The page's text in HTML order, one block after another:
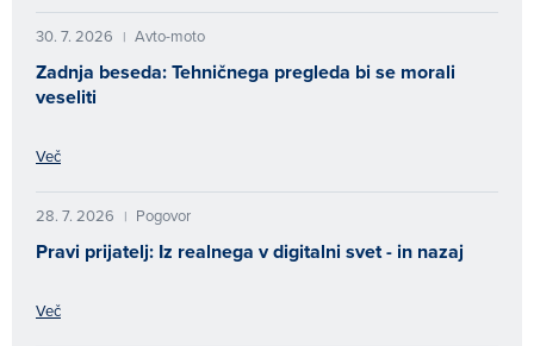
30. 7. 2026 | Avto-moto
Zadnja beseda: Tehničnega pregleda bi se morali
veseliti
Več
28. 7. 2026 | Pogovor
Pravi prijatelj: Iz realnega v digitalni svet - in nazaj
Več